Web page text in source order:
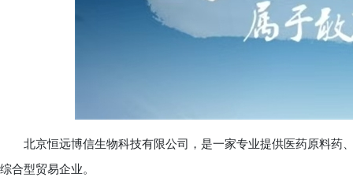
北京恒远博信生物科技有限公司，是一家专业提供医药原料药
综合型贸易企业。